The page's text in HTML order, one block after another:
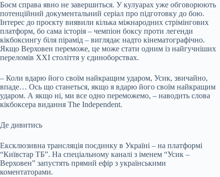
Боєм справа явно не завершиться. У кулуарах уже обговорюють
потенційний документальний серіал про підготовку до бою.
Інтерес до проєкту виявили кілька міжнародних стрімінгових
платформ, бо сама історія – чемпіон боксу проти легенди
кікбоксингу біля пірамід – виглядає надто кінематографічно.
Якщо Верховен переможе, це може стати одним із найгучніших
переломів ХХІ століття у єдиноборствах.
– Коли вдарю його своїм найкращим ударом, Усик, звичайно,
впаде… Ось що станеться, якщо я вдарю його своїм найкращим
ударом. А якщо ні, ми все одно переможемо, – наводить слова
кікбоксера видання The Independent.
Де дивитись
Ексклюзивна трансляція поєдинку в Україні – на платформі
“Київстар ТБ”. На спеціальному каналі з іменем “Усик –
Верховен” запустять прямий ефір з українськими
коментаторами.